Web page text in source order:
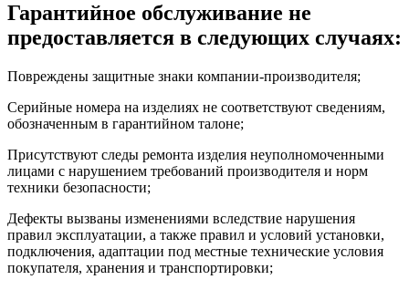
Гарантийное обслуживание не
предоставляется в следующих случаях:
Повреждены защитные знаки компании-производителя;
Серийные номера на изделиях не соответствуют сведениям,
обозначенным в гарантийном талоне;
Присутствуют следы ремонта изделия неуполномоченными
лицами с нарушением требований производителя и норм
техники безопасности;
Дефекты вызваны изменениями вследствие нарушения
правил эксплуатации, а также правил и условий установки,
подключения, адаптации под местные технические условия
покупателя, хранения и транспортировки;